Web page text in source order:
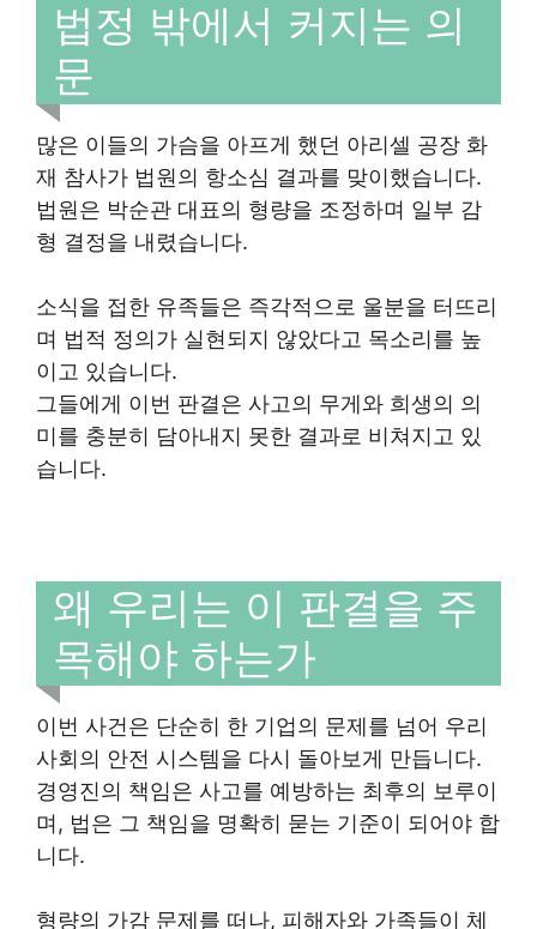
법정 밖에서 커지는 의
문
많은 이들의 가슴을 아프게 했던 아리셀 공장 화
재 참사가 법원의 항소심 결과를 맞이했습니다.
법원은 박순관 대표의 형량을 조정하며 일부 감
형 결정을 내렸습니다.
소식을 접한 유족들은 즉각적으로 울분을 터뜨리
며 법적 정의가 실현되지 않았다고 목소리를 높
이고 있습니다.
그들에게 이번 판결은 사고의 무게와 희생의 의
미를 충분히 담아내지 못한 결과로 비쳐지고 있
습니다.
왜 우리는 이 판결을 주
목해야 하는가
이번 사건은 단순히 한 기업의 문제를 넘어 우리
사회의 안전 시스템을 다시 돌아보게 만듭니다.
경영진의 책임은 사고를 예방하는 최후의 보루이
며, 법은 그 책임을 명확히 묻는 기준이 되어야 합
니다.
형량의 가감 문제를 떠나, 피해자와 가족들이 체